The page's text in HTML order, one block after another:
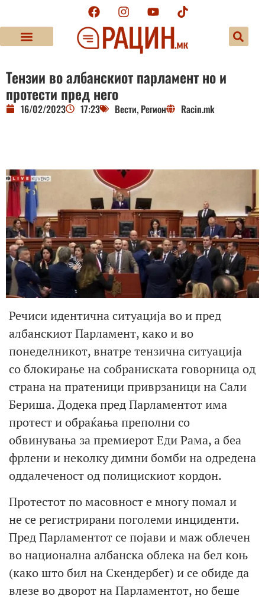
Тензии во албанскиот парламент но и
протести пред него
16/02/2023 17:23 Вести, Регион Racin.mk
Речиси идентична ситуација во и пред
албанскиот Парламент, како и во
понеделникот, внатре тензична ситуација
со блокирање на собраниската говорница од
страна на пратеници приврзаници на Сали
Бериша. Додека пред Парламентот има
протест и обраќања преполни со
обвинувања за премиерот Еди Рама, а беа
фрлени и неколку димни бомби на одредена
оддалеченост од полицискиот кордон.
Протестот по масовност е многу помал и
не се регистрирани поголеми инциденти.
Пред Парламентот се појави и маж облечен
во национална албанска облека на бел коњ
(како што бил на Скендербег) и се обиде да
влезе во дворот на Парламентот, но беше